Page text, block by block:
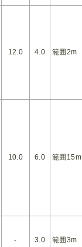
12.0 4.0 範囲2m
10.0 6.0 範囲15m
- 3.0 範囲3m